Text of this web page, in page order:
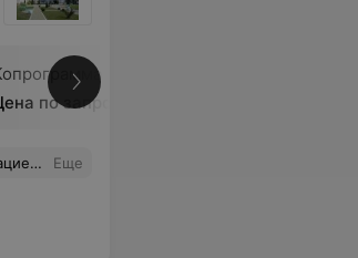
по запросу
Еще